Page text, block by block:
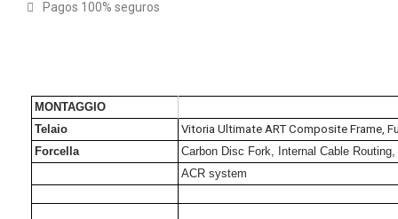
Pagos 100% seguros
MONTAGGIO
Telaio
Vitoria Ultimate ART Composite Frame,
Forcella
Carbon Disc Fork, Internal Cable
ACR system